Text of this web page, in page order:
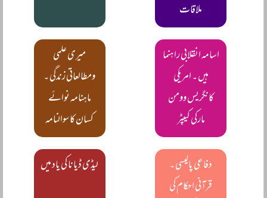
ملاقات
اسامہ انقلابی راہنما
ہیں ۔ امریکی
کانگریس وومن
مارکی کیپٹر
میری علمی
ومطالعاتی زندگی ۔
ماہنامہ نوائے
کسان کا سوالنامہ
دفاعی پالیسی ۔
قرآنی احکام کی
لیڈی ڈیانا کی یاد میں